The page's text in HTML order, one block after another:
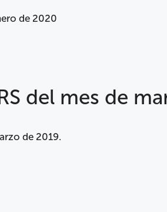
de 2020
del mes de
de 2019.